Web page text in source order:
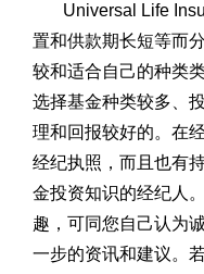
Universal Life
置和供款期长短等而
较和适合自己的种类
选择基金种类较多、
理和回报较好的。在
经纪执照，而且也有
金投资知识的经纪人
趣，可同您自己认为
一步的资讯和建议。